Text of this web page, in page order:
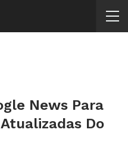
News Para
Do